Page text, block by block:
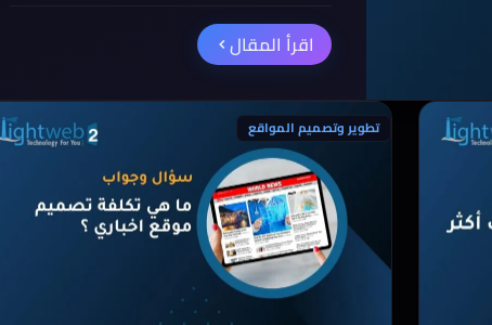
اقرأ المقال
تطوير وتصميم المواقع